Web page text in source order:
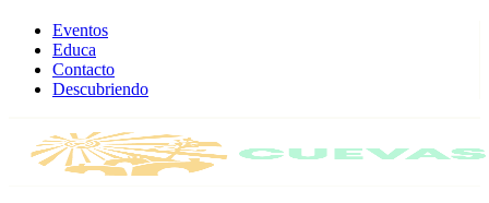
Eventos
Educa
Contacto
Descubriendo